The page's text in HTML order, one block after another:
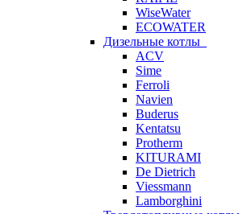
WiseWater
ECOWATER
Дизельные котлы
ACV
Sime
Ferroli
Navien
Buderus
Kentatsu
Protherm
KITURAMI
De Dietrich
Viessmann
Lamborghini